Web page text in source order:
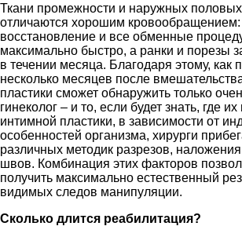
Ткани промежности и наружных
отличаются хорошим кровообращением:
восстановление и все обменные
максимально быстро, а ранки и порезы
в течении месяца. Благодаря этому, как
несколько месяцев после
пластики сможет обнаружить только
гинеколог – и то, если будет знать, где
интимной пластики, в зависимости от
особенностей организма, хирурги
различных методик разрезов,
швов. Комбинация этих факторов
получить максимально естественный
видимых следов манипуляции.
Сколько длится реабилитация?